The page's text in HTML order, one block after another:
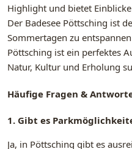
Highlight und bietet
Der Badesee Pöttsching ist
Sommertagen zu
Pöttsching ist ein perfektes
Natur, Kultur und Erholung
Häufige Fragen &
1. Gibt es
Ja, in Pöttsching gibt es